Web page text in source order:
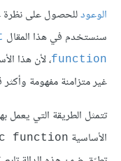
الوعودللحصول على نظرة
سنستخدم في هذا المقال
function، لأن هذا
غير متزامنة مفهومة وأكثر
تتمثل الطريقة التي يعمل
الأساسية function